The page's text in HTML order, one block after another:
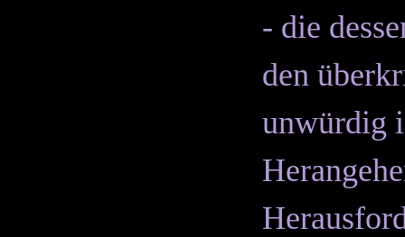
- die
den
unwürdig